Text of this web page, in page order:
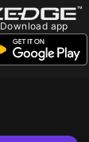
Download app